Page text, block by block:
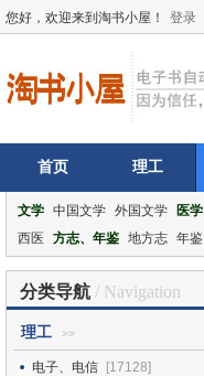
您好，欢迎来到淘书小屋！ 登录
首页 理工
文学 中国文学 外国文学 医学
西医
方志、年鉴 地方志 年鉴
分类导航 / Navigation
理工 >>
电子、电信 [17128]